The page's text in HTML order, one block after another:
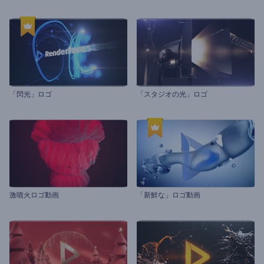
「閃光」ロゴ 「スタジオの光」ロゴ
激噴火ロゴ動画 「新鮮な」ロゴ動画